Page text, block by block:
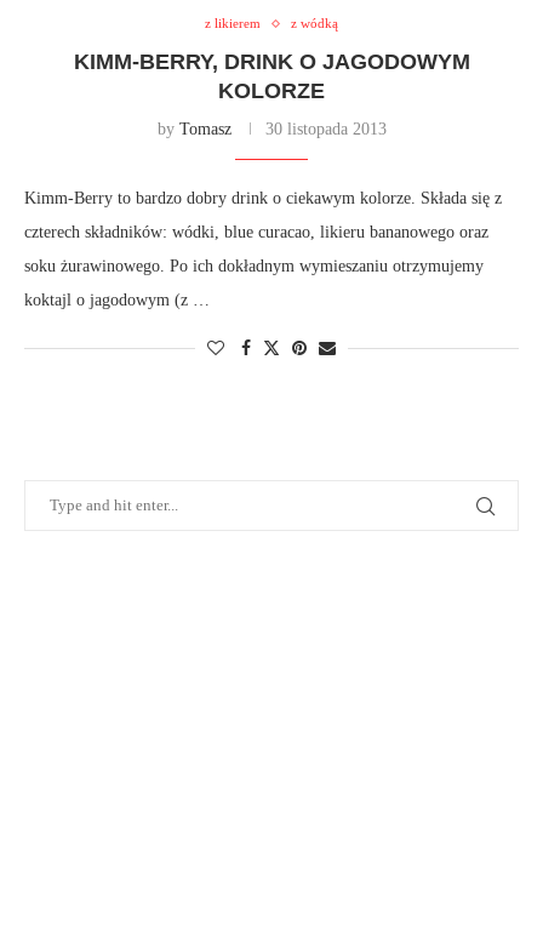
z likierem z wódką
KIMM-BERRY, DRINK O JAGODOWYM
KOLORZE
by Tomasz 30 listopada 2013
Kimm-Berry to bardzo dobry drink o ciekawym kolorze. Składa się z
czterech składników: wódki, blue curacao, likieru bananowego oraz
soku żurawinowego. Po ich dokładnym wymieszaniu otrzymujemy
koktajl o jagodowym (z …